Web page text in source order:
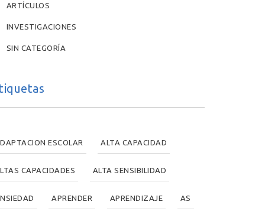
ARTÍCULOS
INVESTIGACIONES
SIN CATEGORÍA
ESCOLAR ALTA CAPACIDAD
CAPACIDADES ALTA SENSIBILIDAD
APRENDER APRENDIZAJE AS